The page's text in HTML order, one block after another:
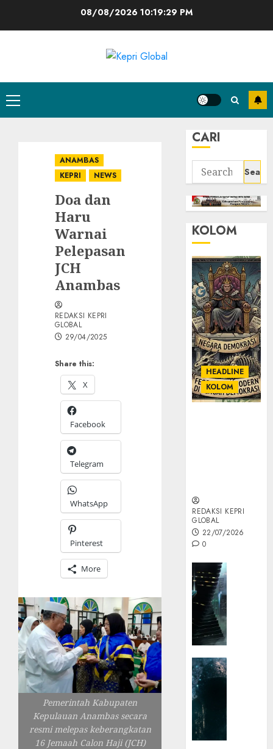
08/08/2026 10:19:30 PM
Primary
Menu
ANAMBAS
KEPRI
NEWS
Doa dan
Haru
Warnai
Pelepasan
JCH
Anambas
Share this:
X
Facebook
Telegram
WhatsApp
Pinterest
More
REDAKSI KEPRI
GLOBAL
29/04/2025
Pemerintah Kabupaten
Kepulauan Anambas secara
resmi melepas keberangkatan
16 Jemaah Calon Haji (JCH)
CARI
Search
for:
KOLOM
HEADLINE
KOLOM
REDAKSI KEPRI
GLOBAL
22/07/2026
0